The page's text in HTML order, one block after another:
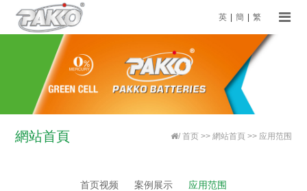
英 簡 繁
網站首頁 / 首页>> 網站首頁>> 应用范围
首页视频 案例展示 应用范围